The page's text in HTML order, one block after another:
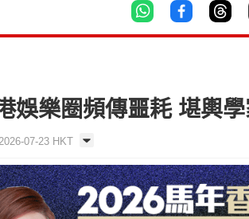
娛樂圈頻傳噩耗 堪輿
07-23 HKT